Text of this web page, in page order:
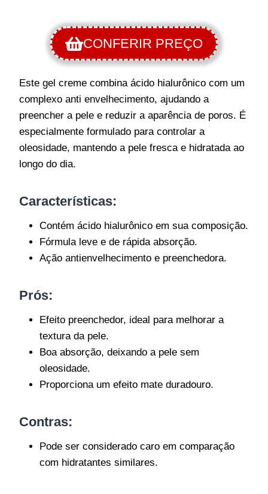
CONFERIR PREÇO
Este gel creme combina ácido hialurônico com um
complexo anti envelhecimento, ajudando a
preencher a pele e reduzir a aparência de poros. É
especialmente formulado para controlar a
oleosidade, mantendo a pele fresca e hidratada ao
longo do dia.
Características:
Contém ácido hialurônico em sua composição.
Fórmula leve e de rápida absorção.
Ação antienvelhecimento e preenchedora.
Prós:
Efeito preenchedor, ideal para melhorar a
textura da pele.
Boa absorção, deixando a pele sem
oleosidade.
Proporciona um efeito mate duradouro.
Contras:
Pode ser considerado caro em comparação
com hidratantes similares.